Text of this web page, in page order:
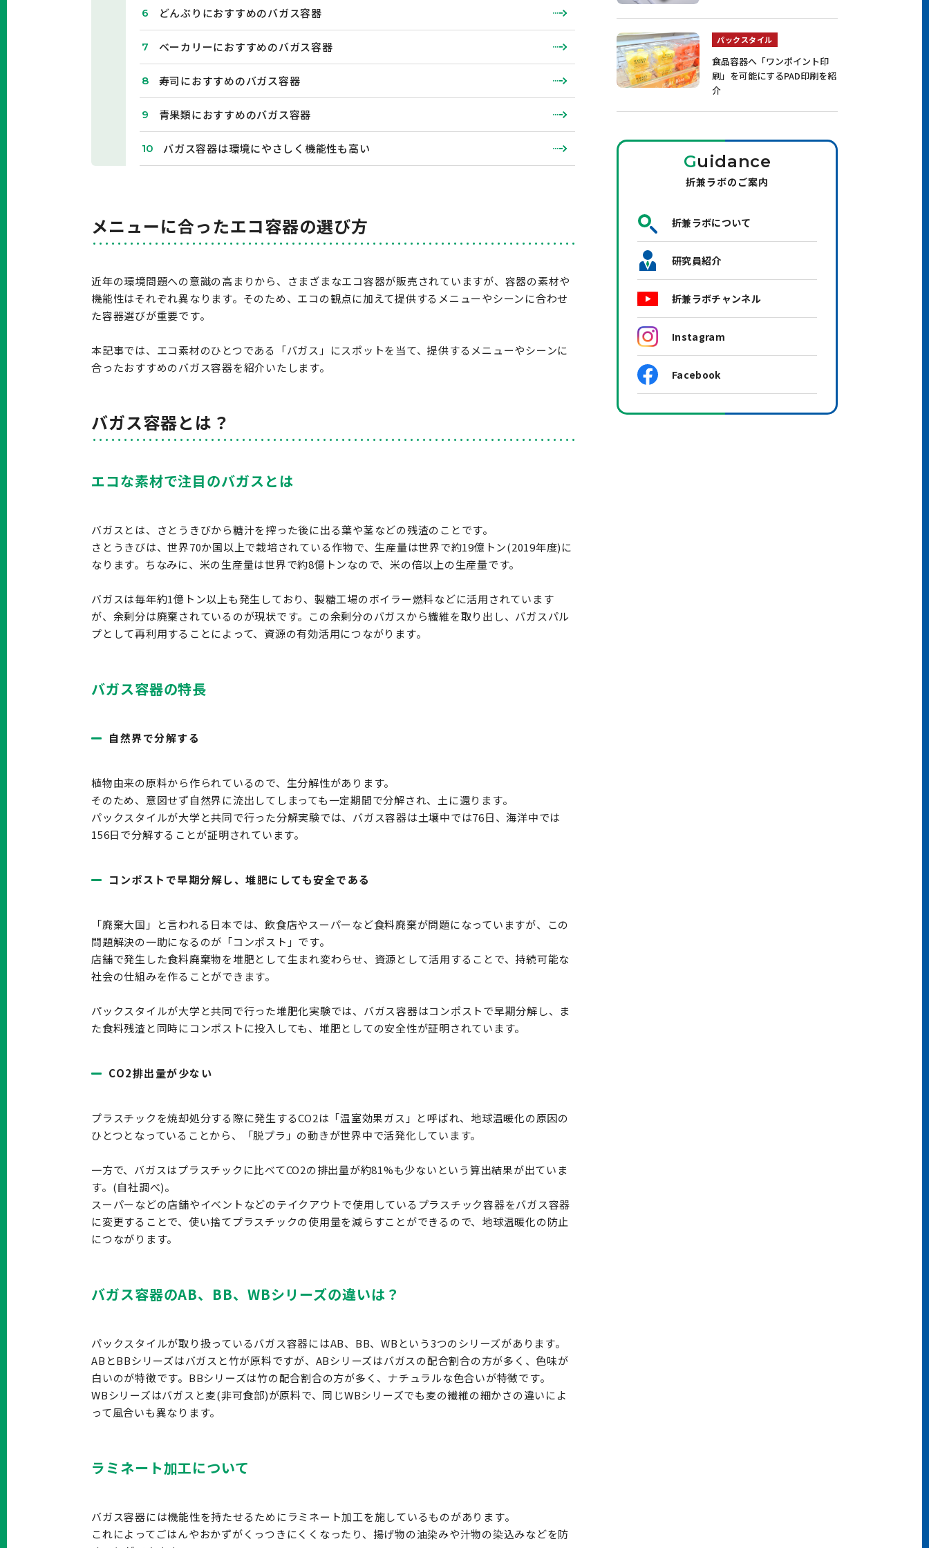
どんぶりにおすすめのバガス容器
ベーカリーにおすすめのバガス容器
寿司におすすめのバガス容器
青果類におすすめのバガス容器
バガス容器は環境にやさしく機能性も高い
メニューに合ったエコ容器の選び方
近年の環境問題への意識の高まりから、さまざまなエコ容器が販売されていますが、容器の素材や
機能性はそれぞれ異なります。そのため、エコの観点に加えて提供するメニューやシーンに合わせ
た容器選びが重要です。
本記事では、エコ素材のひとつである「バガス」にスポットを当て、提供するメニューやシーンに
合ったおすすめのバガス容器を紹介いたします。
バガス容器とは？
エコな素材で注目のバガスとは
バガスとは、さとうきびから糖汁を搾った後に出る葉や茎などの残渣のことです。
さとうきびは、世界70か国以上で栽培されている作物で、生産量は世界で約19億トン(2019年度)に
なります。ちなみに、米の生産量は世界で約8億トンなので、米の倍以上の生産量です。
バガスは毎年約1億トン以上も発生しており、製糖工場のボイラー燃料などに活用されています
が、余剰分は廃棄されているのが現状です。この余剰分のバガスから繊維を取り出し、バガスパル
プとして再利用することによって、資源の有効活用につながります。
バガス容器の特長
自然界で分解する
植物由来の原料から作られているので、生分解性があります。
そのため、意図せず自然界に流出してしまっても一定期間で分解され、土に還ります。
パックスタイルが大学と共同で行った分解実験では、バガス容器は土壌中では76日、海洋中では
156日で分解することが証明されています。
コンポストで早期分解し、堆肥にしても安全である
「廃棄大国」と言われる日本では、飲食店やスーパーなど食料廃棄が問題になっていますが、この
問題解決の一助になるのが「コンポスト」です。
店舗で発生した食料廃棄物を堆肥として生まれ変わらせ、資源として活用することで、持続可能な
社会の仕組みを作ることができます。
パックスタイルが大学と共同で行った堆肥化実験では、バガス容器はコンポストで早期分解し、ま
た食料残渣と同時にコンポストに投入しても、堆肥としての安全性が証明されています。
CO2排出量が少ない
プラスチックを焼却処分する際に発生するCO2は「温室効果ガス」と呼ばれ、地球温暖化の原因の
ひとつとなっていることから、「脱プラ」の動きが世界中で活発化しています。
一方で、バガスはプラスチックに比べてCO2の排出量が約81%も少ないという算出結果が出ていま
す。(自社調べ)。
スーパーなどの店舗やイベントなどのテイクアウトで使用しているプラスチック容器をバガス容器
に変更することで、使い捨てプラスチックの使用量を減らすことができるので、地球温暖化の防止
につながります。
バガス容器のAB、BB、WBシリーズの違いは？
パックスタイルが取り扱っているバガス容器にはAB、BB、WBという3つのシリーズがあります。
ABとBBシリーズはバガスと竹が原料ですが、ABシリーズはバガスの配合割合の方が多く、色味が
白いのが特徴です。BBシリーズは竹の配合割合の方が多く、ナチュラルな色合いが特徴です。
WBシリーズはバガスと麦(非可食部)が原料で、同じWBシリーズでも麦の繊維の細かさの違いによ
って風合いも異なります。
ラミネート加工について
バガス容器には機能性を持たせるためにラミネート加工を施しているものがあります。
これによってごはんやおかずがくっつきにくくなったり、揚げ物の油染みや汁物の染込みなどを防
パックスタイル
食品容器へ「ワンポイント印
刷」を可能にするPAD印刷を紹
介
Guidance
折兼ラボのご案内
折兼ラボについて
研究員紹介
折兼ラボチャンネル
Instagram
Facebook